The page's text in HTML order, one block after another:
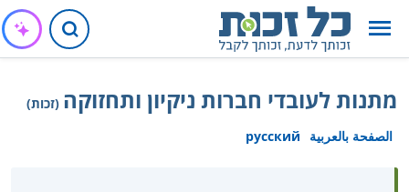
מתנות לעובדי חברות ניקיון ותחזוקה (זכות)
الصفحة بالعربية
русский